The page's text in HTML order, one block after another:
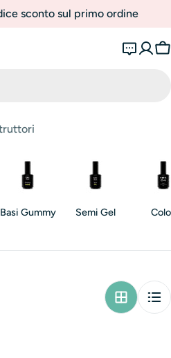
sconto sul primo ordine
Basi Gummy Semi Gel